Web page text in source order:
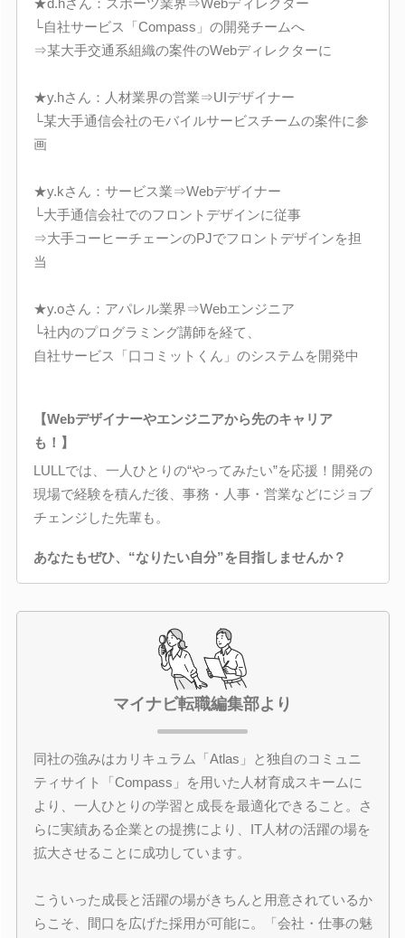
★d.hさん：スポーツ業界⇒Webディレクター
└自社サービス「Compass」の開発チームへ
⇒某大手交通系組織の案件のWebディレクターに
★y.hさん：人材業界の営業⇒UIデザイナー
└某大手通信会社のモバイルサービスチームの案件に参
画
★y.kさん：サービス業⇒Webデザイナー
└大手通信会社でのフロントデザインに従事
⇒大手コーヒーチェーンのPJでフロントデザインを担
当
★y.oさん：アパレル業界⇒Webエンジニア
└社内のプログラミング講師を経て、
自社サービス「口コミットくん」のシステムを開発中
【Webデザイナーやエンジニアから先のキャリア
も！】
LULLでは、一人ひとりの“やってみたい”を応援！開発の
現場で経験を積んだ後、事務・人事・営業などにジョブ
チェンジした先輩も。
あなたもぜひ、“なりたい自分”を目指しませんか？
マイナビ転職編集部より
同社の強みはカリキュラム「Atlas」と独自のコミュニ
ティサイト「Compass」を用いた人材育成スキームに
より、一人ひとりの学習と成長を最適化できること。さ
らに実績ある企業との提携により、IT人材の活躍の場を
拡大させることに成功しています。
こういった成長と活躍の場がきちんと用意されているか
らこそ、間口を広げた採用が可能に。「会社・仕事の魅